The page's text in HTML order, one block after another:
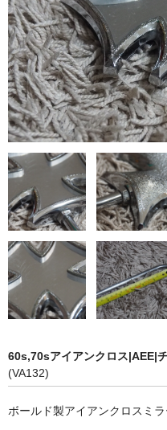
特定商取引法に基づく表記
60s,70sアイアンクロス|AEE|
(VA132)
ボールド製アイアンクロスミラ